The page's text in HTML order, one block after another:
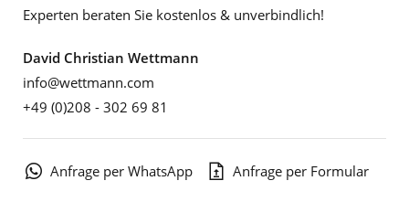
Experten beraten Sie kostenlos & unverbindlich!
David Christian Wettmann
info@wettmann.com
+49 (0)208 - 302 69 81
Anfrage per WhatsApp Anfrage per Formular